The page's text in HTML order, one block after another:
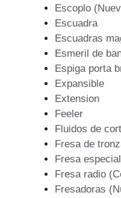
Escoplo
Escuadra
Escuadras
Esmeril de
Espiga porta
Expansible
Extension
Feeler
Fluidos de
Fresa de
Fresa
Fresa radio
Fresadoras